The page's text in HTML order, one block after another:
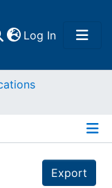
Log In(current)
Export